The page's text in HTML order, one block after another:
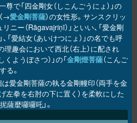
尊で「四金剛女（しこんごうにょ）」の
→愛金剛菩薩）の女性形。サンスクリッ
ニー（Rāgavajriṇī）」といい、「愛金剛
「愛結女（あいけつにょ）」の名でも呼
理趣会において西北（右上）に配され
くようぼさつ）」の「金剛燈菩薩（こんご
る。
は愛金剛菩薩の執る金剛幢印（両手を金
左拳を右肘の下に置く）を柔軟にした
薩麼囉囉吒」。